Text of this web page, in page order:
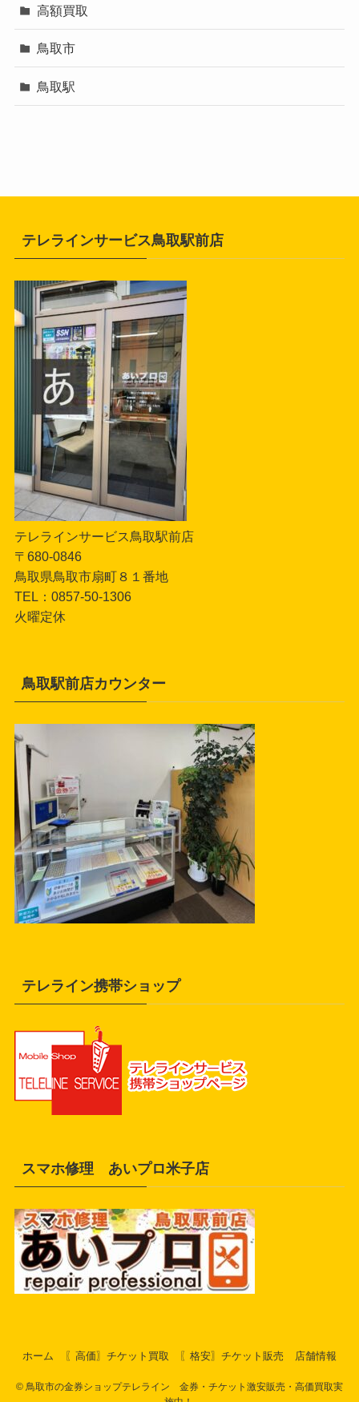
高額買取
鳥取市
鳥取駅
テレラインサービス鳥取駅前店
テレラインサービス鳥取駅前店
〒680-0846
鳥取県鳥取市扇町８１番地
TEL：0857-50-1306
火曜定休
鳥取駅前店カウンター
テレライン携帯ショップ
スマホ修理 あいプロ米子店
ホーム 〖高価〗チケット買取 〖格安〗チケット販売 店舗情報
© 鳥取市の金券ショップテレライン 金券・チケット激安販売・高価買取実